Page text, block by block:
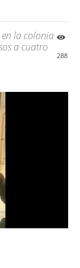
la colonia
a cuatro
288